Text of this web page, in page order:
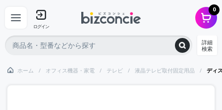
ログイン
0
詳細
検索
ホーム オフィス機器・家電 テレビ 液晶テレビ取付固定用品 ディ